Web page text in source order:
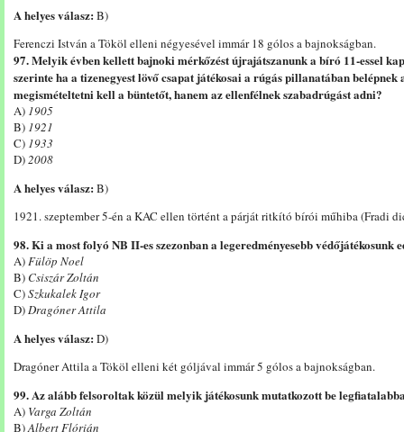
A helyes válasz: B)
Ferenczi István a Tököl elleni négyesével immár 18 gólos a bajnokságban.
97. Melyik évben kellett bajnoki mérkőzést újrajátszanunk a bíró 11-essel
szerinte ha a tizenegyest lövő csapat játékosai a rúgás pillanatában
megismételtetni kell a büntetőt, hanem az ellenfélnek szabadrúgást adni?
A) 1905
B) 1921
C) 1933
D)2008
A helyes válasz: B)
1921. szeptember 5-én a KAC ellen történt a párját ritkító bírói műhiba (Fradi
98. Ki a most folyó NB II-es szezonban a legeredményesebb védőjátékosunk
A)Fülöp Noel
B)Csiszár Zoltán
C)Szkukalek Igor
D)Dragóner Attila
A helyes válasz: D)
Dragóner Attila a Tököl elleni két góljával immár 5 gólos a bajnokságban.
99. Az alább felsoroltak közül melyik játékosunk mutatkozott be
A) Varga Zoltán
B)Albert Flórián